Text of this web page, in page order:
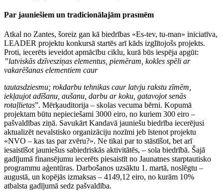
Par jauniešiem un tradicionālajām prasmēm
Atkal no Zantes, šoreiz gan kā biedrības «Es-tev, tu-man» iniciatīva,
LEADER projektu konkursā startēs arī kāds izglītojošs projekts.
Proti, iecerēts ieveidot apmācību ciklu, kurā būs iespēja apgūt:
”latviskās dzīvesziņas elementus, piemēram, kokles spēli ar
vakarēšanas elementiem caur
tautasdziesmu; rokdarbu tehnikas caur latvju rakstu zīmēm,
iekļaujot adīšanu, aušanu, darbu ar koku, gatavojot senās
rotaļlietas”. Mērķauditorija – skolas vecuma bērni. Kopumā
projektam būtu nepieciešami 3000 eiro, no kuriem 300 eiro –
pašvaldības ziņā. Savukārt Kandavā jauniešu biedrība iecerējusi
aktualizēt nevalstisko organizāciju nozīmi jeb īstenot projektu
«NVO – kas tas par zvēru?». Ne tikai par to stāstīšot, bet arī
iesaistīšot jauniešus sabiedriskās aktivitātēs, – sola biedrībā. Šajā
gadījumā finansējumu iecerēts piesaistīt no Jaunatnes starptautisko
programmu aģentūras. Darbošanos uzsāktu 1. martā, noslēgtu –
augustā, un kopējās izmaksas – 4149,12 eiro, no kurām 10%
atbalsta gadījumā sedz pašvaldība.